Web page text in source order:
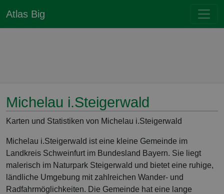
Atlas Big
Michelau i.Steigerwald
Karten und Statistiken von Michelau i.Steigerwald
Michelau i.Steigerwald ist eine kleine Gemeinde im
Landkreis Schweinfurt im Bundesland Bayern. Sie liegt
malerisch im Naturpark Steigerwald und bietet eine ruhige,
ländliche Umgebung mit zahlreichen Wander- und
Radfahrmöglichkeiten. Die Gemeinde hat eine lange